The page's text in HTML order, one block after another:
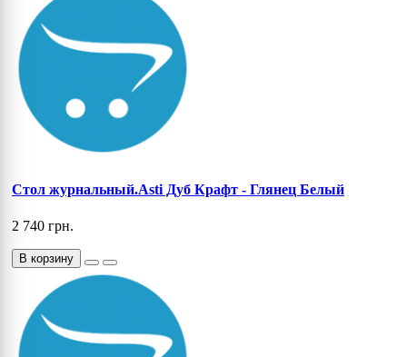
Стол журнальный.Asti Дуб Крафт - Глянец Белый
2 740 грн.
В корзину